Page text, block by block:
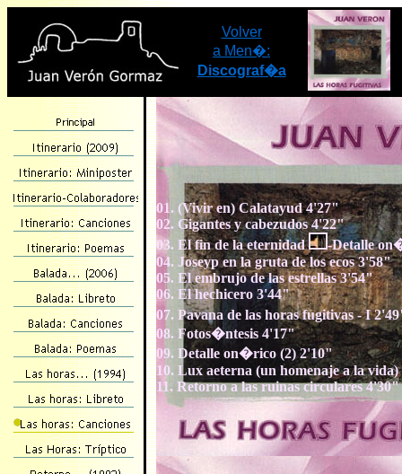
Volver
a Men�:
Discograf�a
01. (Vivir en) Calatayud 4'27"
02. Gigantes y cabezudos 4'22"
03. El fin de la eternidad
-Detalle
04. Joseyp en la gruta de los ecos 3'58"
05. El embrujo de las estrellas 3'54"
06. El hechicero 3'44"
07. Pavana de las horas fugitivas - I
08. Fotos�ntesis 4'17"
09. Detalle on�rico (2) 2'10"
10. Lux aeterna (un homenaje a la
11. Retorno a las ruinas circulares 4'30"